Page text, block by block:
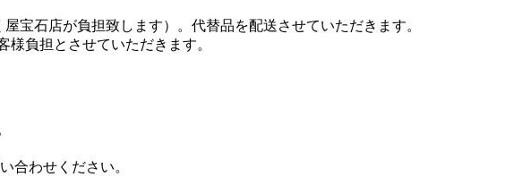
宝石店が負担致します）。代替品を配送させていただきます。
負担とさせていただきます。
合わせください。